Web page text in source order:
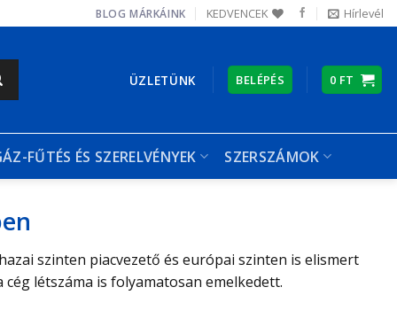
BLOG MÁRKÁINK KEDVENCEK Hírlevél
ÜZLETÜNK BELÉPÉS 0 FT
FŰTÉS ÉS SZERELVÉNYEK SZERSZÁMOK
szinten piacvezető és európai szinten is elismert
létszáma is folyamatosan emelkedett.